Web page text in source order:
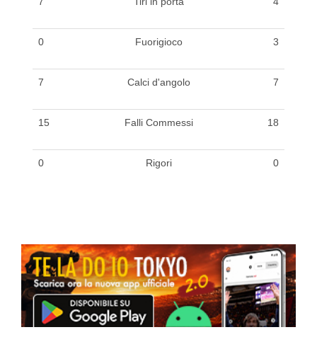
0 Fuorigioco 3
7 Calci d'angolo 7
15 Falli Commessi 18
0 Rigori 0